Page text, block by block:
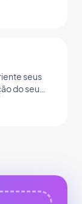
seus
do seu